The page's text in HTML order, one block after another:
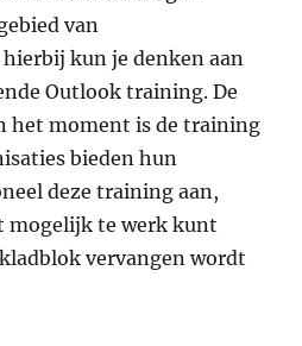
van
kun je denken aan
Outlook training. De
het moment is de training
bieden hun
deze training aan,
mogelijk te werk kunt
vervangen wordt